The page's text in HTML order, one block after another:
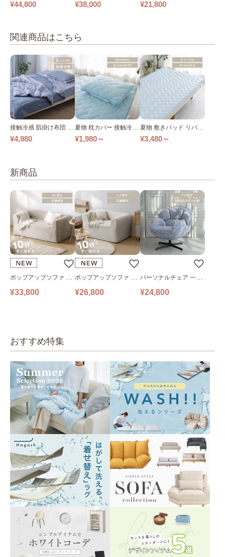
ァ｜ベージュ
¥44,800 け
¥38,000 ックソファ ワイド
¥21,800
関連商品はこちら
接触冷感 肌掛け布団 ひ
んやり接触冷感 全２色
¥4,980
夏物 枕カバー 接触冷感
枕パッド 2枚組 全２色
¥1,980～
夏物 敷きパッド リバー
シブル 接触冷感 全２色
¥3,480～
新商品
ポップアップソファ ソ
ファ フロアソファ 幅14
¥33,800
ポップアップソファ ソ
ファ フロアソファ 幅10
¥26,800
パーソナルチェア 一人
掛けソファ O’HANA ソ
¥24,800
おすすめ特集